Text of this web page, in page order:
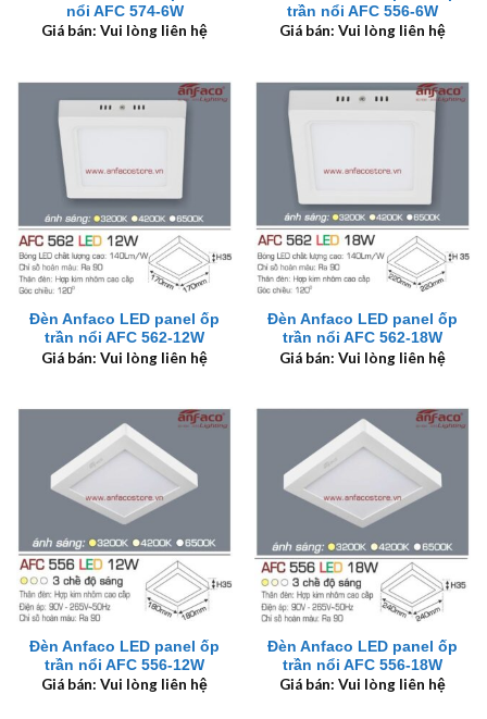
nổi AFC 574-6W
Giá bán: Vui lòng liên hệ
trần nổi AFC 556-6W
Giá bán: Vui lòng liên hệ
Đèn Anfaco LED panel ốp
trần nổi AFC 562-12W
Giá bán: Vui lòng liên hệ
Đèn Anfaco LED panel ốp
trần nổi AFC 562-18W
Giá bán: Vui lòng liên hệ
Đèn Anfaco LED panel ốp
trần nổi AFC 556-12W
Giá bán: Vui lòng liên hệ
Đèn Anfaco LED panel ốp
trần nổi AFC 556-18W
Giá bán: Vui lòng liên hệ